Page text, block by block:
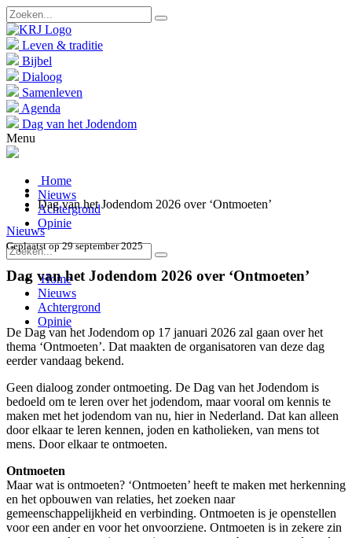
Leven & traditie
Bijbel
Dialoog
Samenleven
Agenda
Dag van het Jodendom
Menu
Home
Nieuws
Achtergrond
Opinie
Home
Nieuws
Achtergrond
Opinie
Dag van het Jodendom 2026 over ‘Ontmoeten’
Nieuws
Geplaatst op 29 september 2025
Dag van het Jodendom 2026 over ‘Ontmoeten’
De Dag van het Jodendom op 17 januari 2026 zal gaan over het
thema ‘Ontmoeten’. Dat maakten de organisatoren van deze dag
eerder vandaag bekend.
Geen dialoog zonder ontmoeting. De Dag van het Jodendom is
bedoeld om te leren over het jodendom, maar vooral om kennis te
maken met het jodendom van nu, hier in Nederland. Dat kan alleen
door elkaar te leren kennen, joden en katholieken, van mens tot
mens. Door elkaar te ontmoeten.
Ontmoeten
Maar wat is ontmoeten? ‘Ontmoeten’ heeft te maken met herkenning
en het opbouwen van relaties, het zoeken naar
gemeenschappelijkheid en verbinding. Ontmoeten is je openstellen
voor een ander en voor het onvoorziene. Ontmoeten is in zekere zin